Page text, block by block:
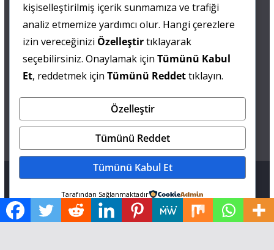
Fatma MARMARA
0 538 844 90 90
Mesut IŞIKAY
admin@sultanmagazin.com
Tüm hakları saklıdır © 2026Sultan Magazin
Tema: ThemeGrill tarafındanColorMag. Altyapı WordPress .
kişiselleştirilmiş içerik sunmamıza ve trafiği
analiz etmemize yardımcı olur. Hangi çerezlere
izin vereceğinizi Özelleştirtıklayarak
seçebilirsiniz. Onaylamak için Tümünü Kabul
Et, reddetmek için Tümünü Reddettıklayın.
Özelleştir
Tümünü Reddet
Tümünü Kabul Et
Tarafından Sağlanmaktadır